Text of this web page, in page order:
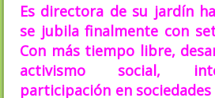
Es directora de su jardín
se jubila finalmente con
Con más tiempo libre,
activismo social,
participación en